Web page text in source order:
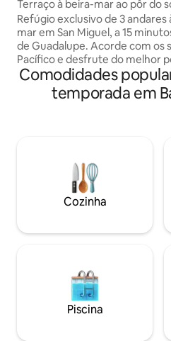
Terraço à beira-mar ao pôr do
min da região vinícola
Refúgio exclusivo de 3 andares
mar em San Miguel, a 15
de Guadalupe. Acorde com os
Pacífico e desfrute do melhor
de Ensenada no nosso
com lareira externa. TRABALHO E
LAZER: mesa de 4,5 metros
moderna. A apenas 90 metros
do ponto de surfe. ACEITAMOS
ANIMAIS DE ESTIMAÇÃO: seus
peludos são bem-vindos! Desfrute de
Seu estilo de vida em Baja
Comodidades
temporada em
Cozinha
Piscina